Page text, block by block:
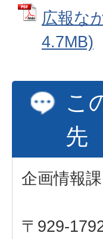
広報な
4.7MB)
こ
先
企画情報
〒929-